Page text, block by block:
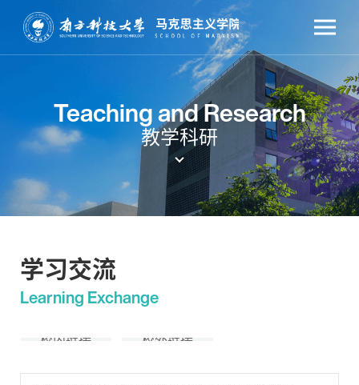
Teaching and Research
教学科研
学习交流
Learning Exchange
校内链接 校外链接